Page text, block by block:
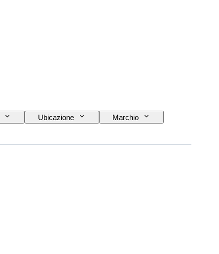
Ubicazione
Marchio